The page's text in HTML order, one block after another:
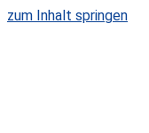
zum Inhalt springen